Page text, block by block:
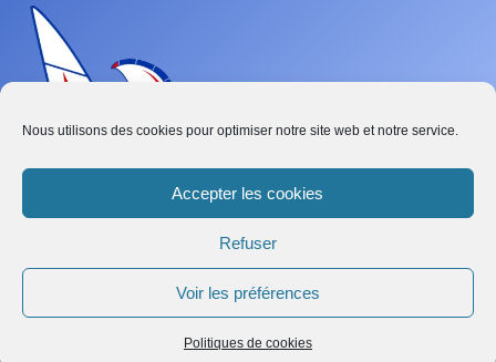
Nous utilisons des cookies pour optimiser notre site web et notre service.
Accepter les cookies
Refuser
Voir les préférences
Politiques de cookies
Tout droit réservé ACSS - Association de Classe Speed Sail ©
Abonnez-vous